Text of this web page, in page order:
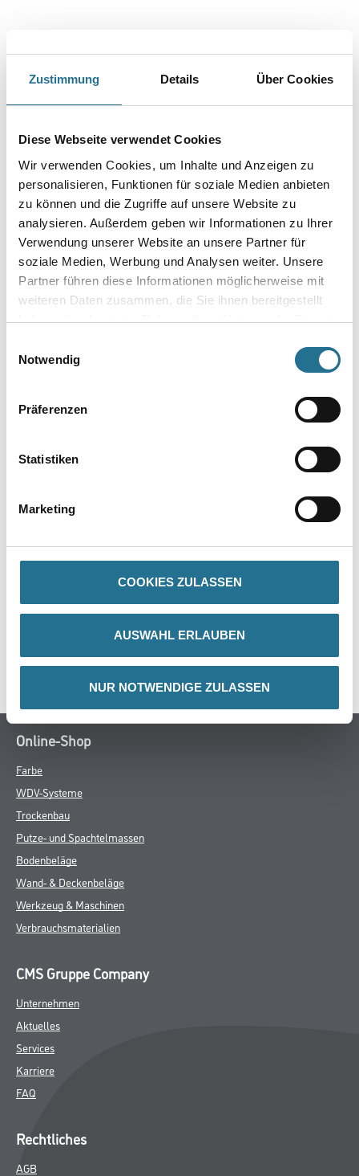
Zustimmung Details Über Cookies
Diese Webseite verwendet Cookies
Wir verwenden Cookies, um Inhalte und Anzeigen zu
personalisieren, Funktionen für soziale Medien anbieten
zu können und die Zugriffe auf unsere Website zu
analysieren. Außerdem geben wir Informationen zu Ihrer
Verwendung unserer Website an unsere Partner für
soziale Medien, Werbung und Analysen weiter. Unsere
Partner führen diese Informationen möglicherweise mit
weiteren Daten zusammen, die Sie ihnen bereitgestellt
haben oder die sie im Rahmen Ihrer Nutzung der Dienste
Notwendig
Präferenzen
Statistiken
Marketing
COOKIES ZULASSEN
AUSWAHL ERLAUBEN
NUR NOTWENDIGE ZULASSEN
Art-Nr.:1040-003070
KH-Lacke für Streichverdünnung. Aromatenfrei.
Umrechnungsfaktoren
ZUSATZINFOS
GEFAHRENHINWEISE
SPEZIFIKATIONEN
Online-Shop
Farbe
WDV-Systeme
Trockenbau
Putze- und Spachtelmassen
Bodenbeläge
Wand- & Deckenbeläge
Werkzeug & Maschinen
Verbrauchsmaterialien
CMS Gruppe Company
Unternehmen
Aktuelles
Services
Karriere
FAQ
Rechtliches
AGB